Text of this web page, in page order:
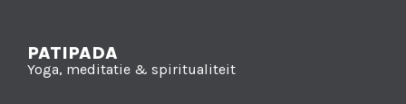
PATIPADA
Yoga, meditatie & spiritualiteit